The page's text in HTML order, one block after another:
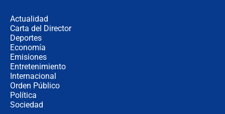
Actualidad
Carta del Director
Deportes
Economía
Emisiones
Entretenimiento
Internacional
Orden Público
Política
Sociedad